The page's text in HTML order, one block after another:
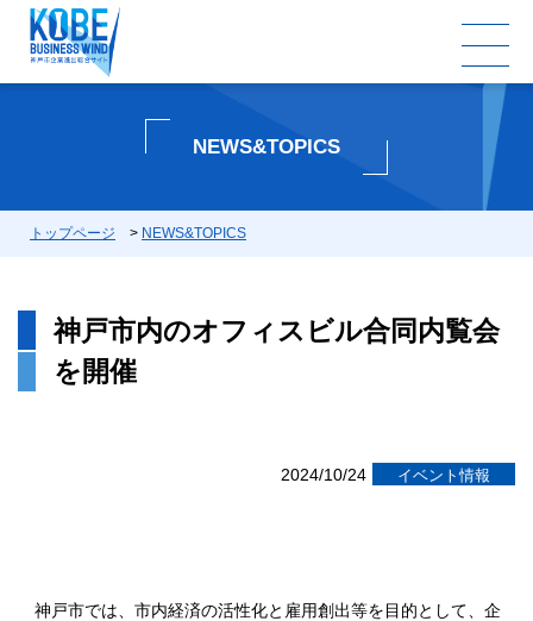
NEWS&TOPICS
トップページ > NEWS&TOPICS
神戸市内のオフィスビル合同内覧会
を開催
イベント情報
2024/10/24
神戸市では、市内経済の活性化と雇用創出等を目的として、企